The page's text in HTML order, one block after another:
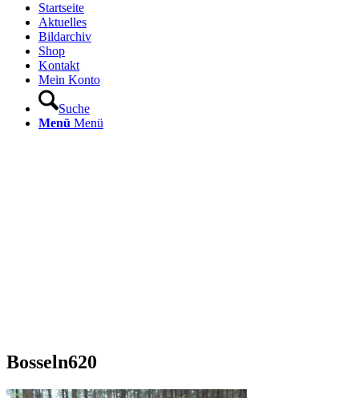
Startseite
Aktuelles
Bildarchiv
Shop
Kontakt
Mein Konto
Suche
Menü Menü
Bosseln620